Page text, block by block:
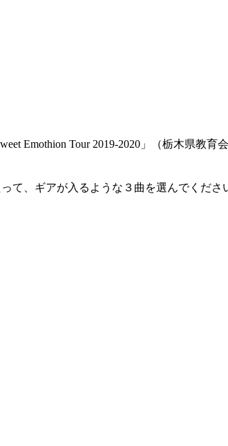
Emothion Tour 2019-2020」（栃木県教育
て、ギアが入るような３曲を選んでくださ